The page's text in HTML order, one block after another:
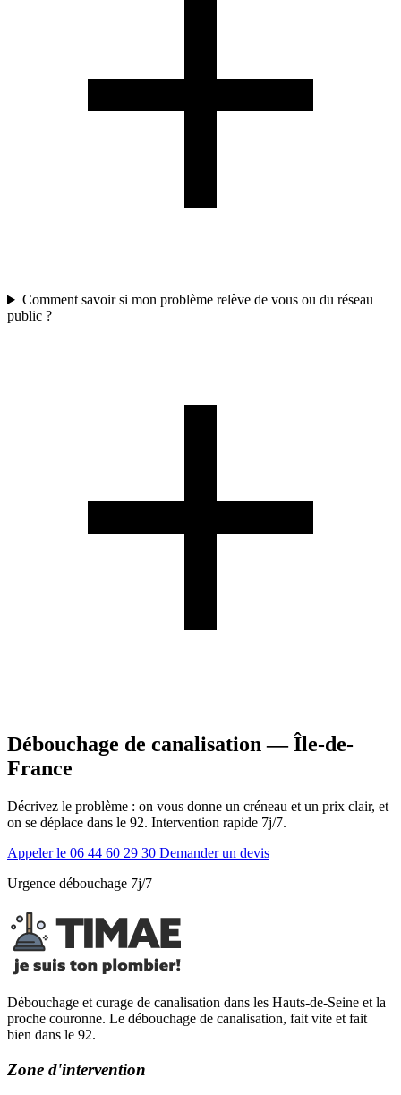
Comment savoir si mon problème relève de vous ou du réseau
public ?
Débouchage de canalisation — Île-de-
France
Décrivez le problème : on vous donne un créneau et un prix clair, et
on se déplace dans le 92. Intervention rapide 7j/7.
Appeler le 06 44 60 29 30 Demander un devis
Urgence débouchage 7j/7
Débouchage et curage de canalisation dans les Hauts-de-Seine et la
proche couronne. Le débouchage de canalisation, fait vite et fait
bien dans le 92.
Zone d'intervention